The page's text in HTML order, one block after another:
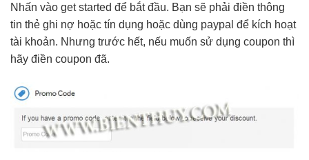
Nhấn vào get started để bắt đầu. Bạn sẽ phải điền thông
tin thẻ ghi nợ hoặc tín dụng hoặc dùng paypal để kích hoạt
tài khoản. Nhưng trước hết, nếu muốn sử dụng coupon thì
hãy điền coupon đã.